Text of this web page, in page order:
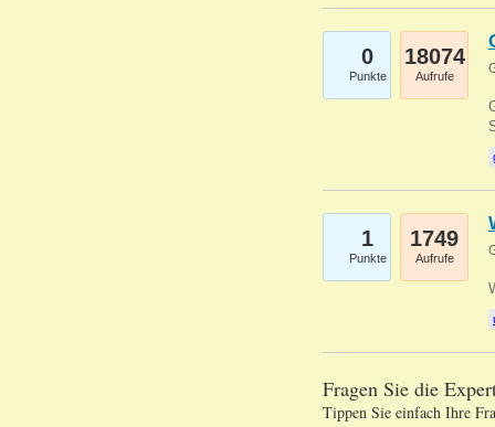
0
Punkte
18074
Aufrufe
1
Punkte
1749
Aufrufe
Fragen Sie die
Tippen Sie einfach Ihre